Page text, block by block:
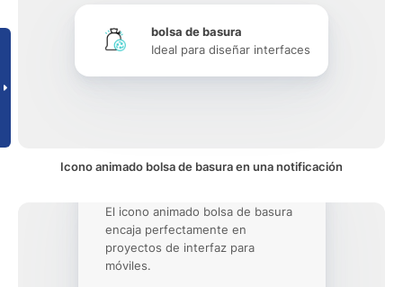
bolsa de basura
Ideal para diseñar interfaces
Icono animado bolsa de basura en una notificación
El icono animado bolsa de basura
encaja perfectamente en
proyectos de interfaz para
móviles.